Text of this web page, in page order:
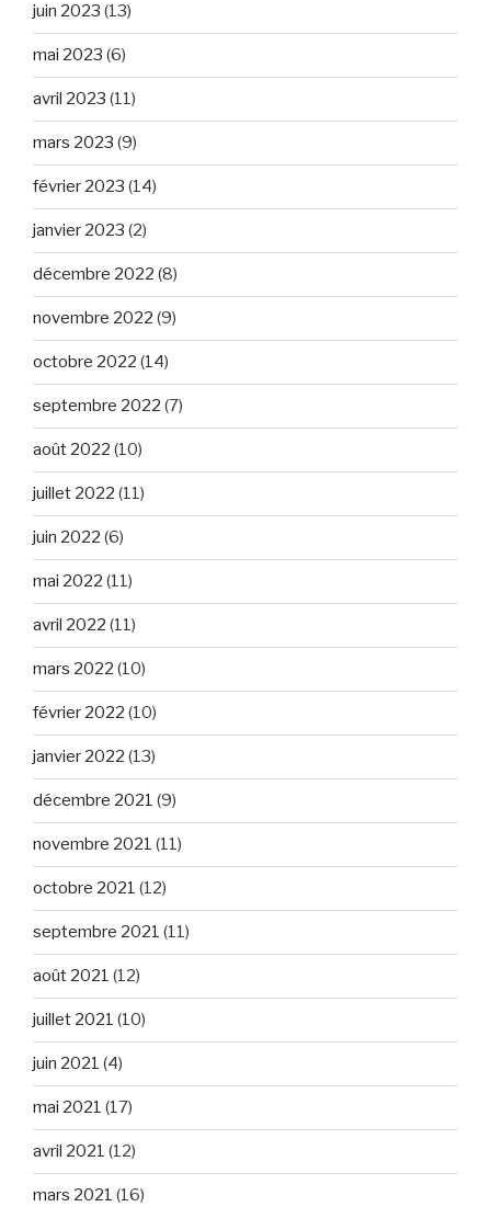
juin 2023 (13)
mai 2023 (6)
avril 2023 (11)
mars 2023 (9)
février 2023 (14)
janvier 2023 (2)
décembre 2022 (8)
novembre 2022 (9)
octobre 2022 (14)
septembre 2022 (7)
août 2022 (10)
juillet 2022 (11)
juin 2022 (6)
mai 2022 (11)
avril 2022 (11)
mars 2022 (10)
février 2022 (10)
janvier 2022 (13)
décembre 2021 (9)
novembre 2021 (11)
octobre 2021 (12)
septembre 2021 (11)
août 2021 (12)
juillet 2021 (10)
juin 2021 (4)
mai 2021 (17)
avril 2021 (12)
mars 2021 (16)